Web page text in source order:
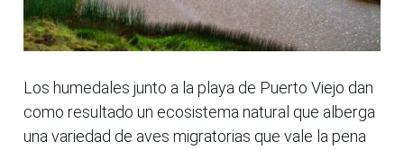
Los humedales junto a la playa de Puerto Viejo dan
como resultado un ecosistema natural que alberga
una variedad de aves migratorias que vale la pena